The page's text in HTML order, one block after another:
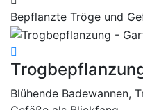
Bepflanzte Tröge und
Blühende Badewannen,